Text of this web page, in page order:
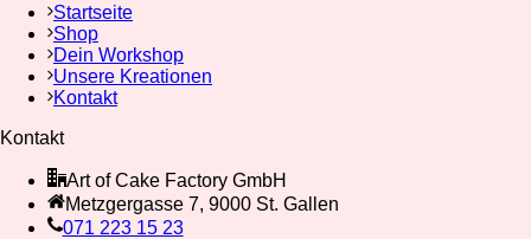
Startseite
Shop
Dein Workshop
Unsere Kreationen
Kontakt
Kontakt
Art of Cake Factory GmbH
Metzgergasse 7, 9000 St. Gallen
071 223 15 23